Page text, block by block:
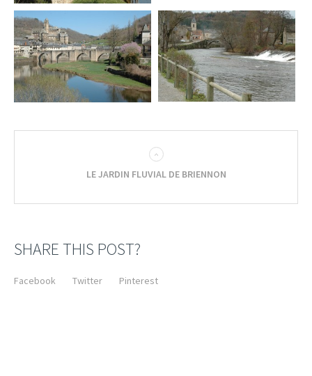
LE JARDIN FLUVIAL DE BRIENNON
SHARE THIS POST?
Facebook Twitter Pinterest